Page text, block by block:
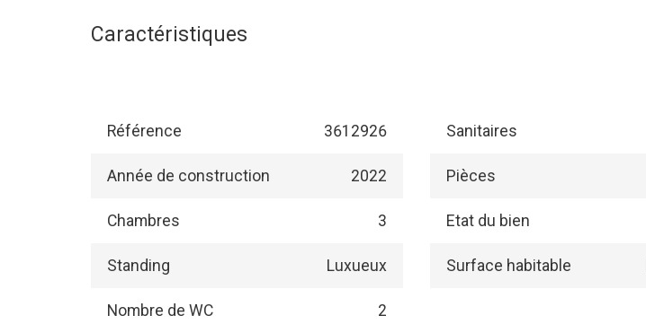
Caractéristiques
Référence 3612926 Sanitaires
Année de construction 2022 Pièces
Chambres 3 Etat du bien
Standing Luxueux Surface habitable
Nombre de WC 2